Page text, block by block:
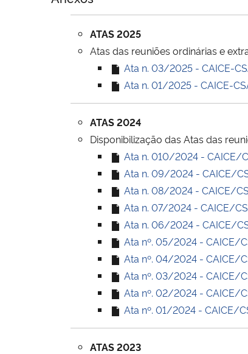
ATAS 2025
Atas das reuniões ordinárias e
Ata n. 03/2025 - CAICE-
Ata n. 01/2025 - CAICE-
ATAS 2024
Disponibilização das Atas das
Ata n. 010/2024 - CAICE/
Ata n. 09/2024 - CAICE/
Ata n. 08/2024 - CAICE/
Ata n. 07/2024 - CAICE/
Ata n. 06/2024 - CAICE/
Ata nº. 05/2024 - CAICE/
Ata nº. 04/2024 - CAICE/
Ata nº. 03/2024 - CAICE/
Ata nº. 02/2024 - CAICE/
Ata nº. 01/2024 - CAICE/
ATAS 2023